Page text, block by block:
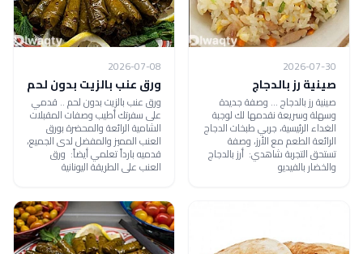
2026-07-30
صينية رز بالدجاج
صينية رز بالدجاج ... وصفة جديدة
وسهلة وسريعة نقدمها لك لوجبة
الغداء الرئيسية، جربي طبخات الدجاج
الرائعة الطعم مع الأرز، وصفة
تستحق التجربة شاهدي: أرز بالدجاج
والخضار بالفيديو
2026-07-08
ورق عنب بالزيت بدون لحم
ورق عنب بالزيت بدون لحم .. قدمي
على سفرتك أطيب وصفات المقبلات
الشامية الرائعة والمحضرة بورق
العنب المميز والمفضل لدى الجميع،
قدميه بارداً تعلمي أيضاً: ورق
العنب على الطريقة اليونانية